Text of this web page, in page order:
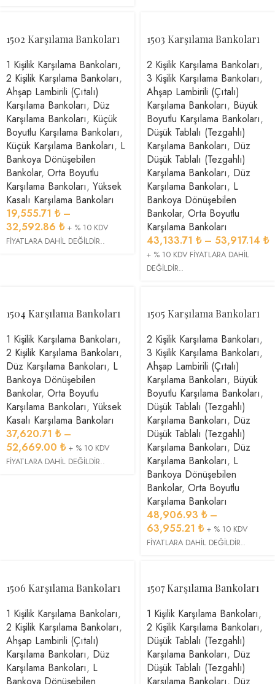
1502 Karşılama Bankoları
1 Kişilik Karşılama Bankoları,
2 Kişilik Karşılama Bankoları,
Ahşap Lambirili (Çıtalı)
Karşılama Bankoları, Düz
Karşılama Bankoları, Küçük
Boyutlu Karşılama Bankoları,
Küçük Karşılama Bankoları, L
Bankoya Dönüşebilen
Bankolar, Orta Boyutlu
Karşılama Bankoları, Yüksek
Kasalı Karşılama Bankoları
19,555.71 ₺ –
32,592.86 ₺ + % 10 KDV
FİYATLARA DAHİL DEĞİLDİR..
1503 Karşılama Bankoları
2 Kişilik Karşılama Bankoları,
3 Kişilik Karşılama Bankoları,
Ahşap Lambirili (Çıtalı)
Karşılama Bankoları, Büyük
Boyutlu Karşılama Bankoları,
Düşük Tablalı (Tezgahlı)
Karşılama Bankoları, Düz
Düşük Tablalı (Tezgahlı)
Karşılama Bankoları, Düz
Karşılama Bankoları, L
Bankoya Dönüşebilen
Bankolar, Orta Boyutlu
Karşılama Bankoları
43,133.71 ₺ – 53,917.14 ₺
+ % 10 KDV FİYATLARA DAHİL
DEĞİLDİR..
1504 Karşılama Bankoları
1 Kişilik Karşılama Bankoları,
2 Kişilik Karşılama Bankoları,
Düz Karşılama Bankoları, L
Bankoya Dönüşebilen
Bankolar, Orta Boyutlu
Karşılama Bankoları, Yüksek
Kasalı Karşılama Bankoları
37,620.71 ₺ –
52,669.00 ₺ + % 10 KDV
FİYATLARA DAHİL DEĞİLDİR..
1505 Karşılama Bankoları
2 Kişilik Karşılama Bankoları,
3 Kişilik Karşılama Bankoları,
Ahşap Lambirili (Çıtalı)
Karşılama Bankoları, Büyük
Boyutlu Karşılama Bankoları,
Düşük Tablalı (Tezgahlı)
Karşılama Bankoları, Düz
Düşük Tablalı (Tezgahlı)
Karşılama Bankoları, Düz
Karşılama Bankoları, L
Bankoya Dönüşebilen
Bankolar, Orta Boyutlu
Karşılama Bankoları
48,906.93 ₺ –
63,955.21 ₺ + % 10 KDV
FİYATLARA DAHİL DEĞİLDİR..
1506 Karşılama Bankoları
1 Kişilik Karşılama Bankoları,
2 Kişilik Karşılama Bankoları,
Ahşap Lambirili (Çıtalı)
Karşılama Bankoları, Düz
Karşılama Bankoları, L
1507 Karşılama Bankoları
1 Kişilik Karşılama Bankoları,
2 Kişilik Karşılama Bankoları,
Düşük Tablalı (Tezgahlı)
Karşılama Bankoları, Düz
Düşük Tablalı (Tezgahlı)